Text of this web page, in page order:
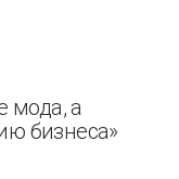
мода, а
бизнеса»